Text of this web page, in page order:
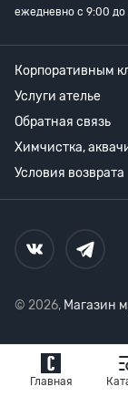
Главная
ежедневно с 9:00 до
Корпоративным
Услуги ателье
Обратная связь
Химчистка,
Условия возврата
© 2026, Магазин